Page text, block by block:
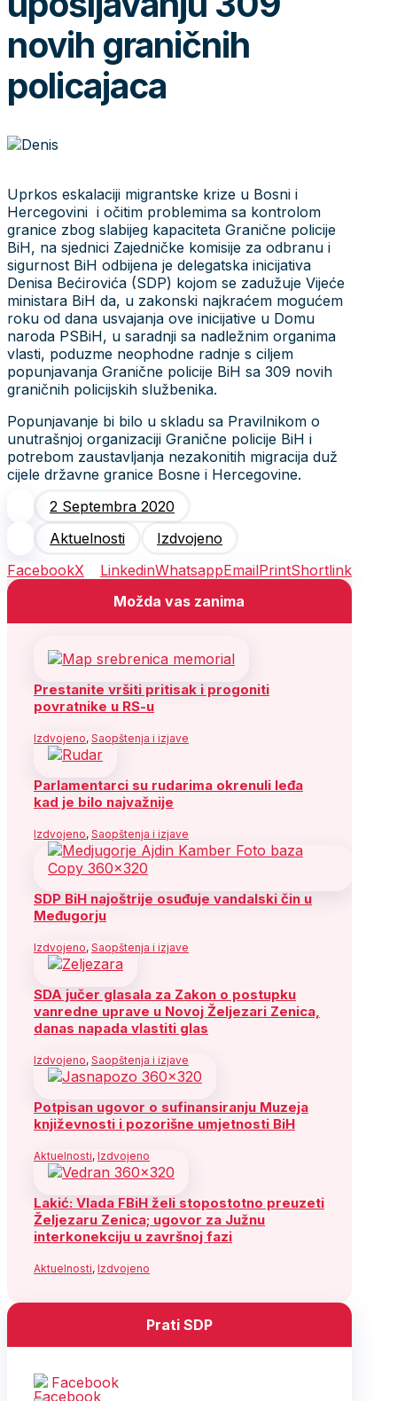
novih graničnih
policajaca
Uprkos eskalaciji migrantske krize u Bosni i
Hercegovini i očitim problemima sa kontrolom
granice zbog slabijeg kapaciteta Granične policije
BiH, na sjednici Zajedničke komisije za odbranu i
sigurnost BiH odbijena je delegatska inicijativa
Denisa Bećirovića (SDP) kojom se zadužuje Vijeće
ministara BiH da, u zakonski najkraćem mogućem
roku od dana usvajanja ove inicijative u Domu
naroda PSBiH, u saradnji sa nadležnim organima
vlasti, poduzme neophodne radnje s ciljem
popunjavanja Granične policije BiH sa 309 novih
graničnih policijskih službenika.
Popunjavanje bi bilo u skladu sa Pravilnikom o
unutrašnjoj organizaciji Granične policije BiH i
potrebom zaustavljanja nezakonitih migracija duž
cijele državne granice Bosne i Hercegovine.
2 Septembra 2020
Aktuelnosti
Izdvojeno
FacebookX LinkedinWhatsappEmailPrintShortlink
Možda vas zanima
Prestanite vršiti pritisak i progoniti
povratnike u RS-u
Izdvojeno, Saopštenja i izjave
Parlamentarci su rudarima okrenuli leđa
kad je bilo najvažnije
Izdvojeno, Saopštenja i izjave
SDP BiH najoštrije osuđuje vandalski čin u
Međugorju
Izdvojeno, Saopštenja i izjave
SDA jučer glasala za Zakon o postupku
vanredne uprave u Novoj Željezari Zenica,
danas napada vlastiti glas
Izdvojeno, Saopštenja i izjave
Potpisan ugovor o sufinansiranju Muzeja
književnosti i pozorišne umjetnosti BiH
Aktuelnosti, Izdvojeno
Lakić: Vlada FBiH želi stopostotno preuzeti
Željezaru Zenica; ugovor za Južnu
interkonekciju u završnoj fazi
Aktuelnosti, Izdvojeno
Prati SDP
Facebook